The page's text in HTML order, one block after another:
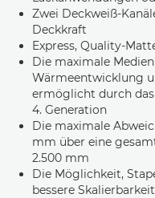
Zwei Deckweiß-
Deckkraft
Express, Quality-
Die maximale
Wärmeentwicklung
ermöglicht durch
4. Generation
Die maximale
mm über eine
2.500 mm
Die Möglichkeit,
bessere